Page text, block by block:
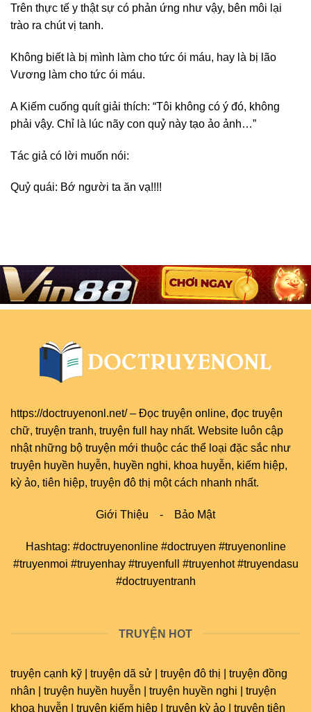
Trên thực tế y thật sự có phản ứng như vậy, bên môi lại
trào ra chút vị tanh.
Không biết là bị mình làm cho tức ói máu, hay là bị lão
Vương làm cho tức ói máu.
A Kiếm cuống quít giải thích: “Tôi không có ý đó, không
phải vậy. Chỉ là lúc nãy con quỷ này tạo ảo ảnh…”
Tác giả có lời muốn nói:
Quỷ quái: Bớ người ta ăn vạ!!!!
https://doctruyenonl.net/– Đọc truyện online, đọc truyện
chữ, truyện tranh, truyện full
hay nhất. Website luôn cập
nhật những bộ truyện mới thuộc các thể loại đặc sắc như
truyện huyền huyễn, huyền nghi, khoa huyễn, kiếm hiệp,
kỳ ảo, tiên hiệp, truyện đô thị một cách nhanh nhất.
Giới Thiệu - Bảo Mật
Hashtag: #doctruyenonline #doctruyen #truyenonline
#truyenmoi #truyenhay #truyenfull #truyenhot #truyendasu
#doctruyentranh
TRUYỆN HOT
truyện cạnh kỹ | truyện dã sử | truyện đô thị | truyện đồng
nhân | truyện huyền huyễn | truyện huyền nghi | truyện
khoa huyễn | truyện kiếm hiệp | truyện kỳ ảo | truyện tiên